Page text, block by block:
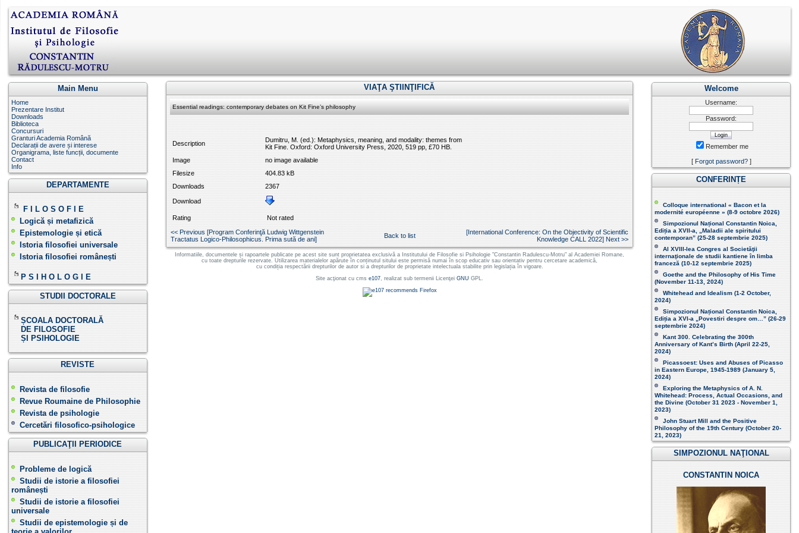
Main Menu
Home
Prezentare Institut
Downloads
Biblioteca
Concursuri
Granturi Academia Română
Declarații de avere și interese
Organigrama, liste funcții, documente
Contact
Info
DEPARTAMENTE
F I L O S O F I E
Logică și metafizică
Epistemologie și etică
Istoria filosofiei universale
Istoria filosofiei românești
P S I H O L O G I E
STUDII DOCTORALE
ȘCOALA DOCTORALĂ
DE FILOSOFIE
ȘI PSIHOLOGIE
REVISTE
Revista de filosofie
Revue Roumaine de Philosophie
Revista de psihologie
Cercetări filosofico-psihologice
PUBLICAŢII PERIODICE
Probleme de logică
Studii de istorie a filosofiei
românești
Studii de istorie a filosofiei
universale
Studii de epistemologie și de
Welcome
Username:
Password:
Remember me
[ Forgot password?]
CONFERINȚE
Colloque international « Bacon et la
modernité européenne » (8-9 octobre 2026 )
Simpozionul Național Constantin Noica,
Ediția a XVII-a, „Maladii ale spiritului
contemporan ” (25-28 septembrie 2025 )
Al XVIII-lea Congres al Societăţii
internaţionale de studii kantiene în limba
franceză (10-12 septembrie 2025)
Goethe and the Philosophy of His Time
(November 11-13, 2024 )
Whitehead and Idealism (1-2 October,
2024)
Simpozionul Național Constantin Noica,
Ediția a XVI-a „Povestiri despre om…” (26-29
septembrie 2024)
Kant 300. Celebrating the 300th
Anniversary of Kant’s Birth (April 22-25,
2024)
Picassoest: Uses and Abuses of Picasso
in Eastern Europe, 1945-1989 (January 5,
2024)
Exploring the Metaphysics of A. N.
Whitehead: Process, Actual Occasions, and
the Divine (October 31 2023 - November 1,
2023)
John Stuart Mill and the Positive
Philosophy of the 19th Century (October 20-
21, 2023 )
SIMPOZIONUL NAŢIONAL
CONSTANTIN NOICA
VIAŢA ŞTIINŢIFICĂ
Essential readings: contemporary debates on Kit Fine’s philosophy
Description
Dumitru, M. (ed.): Metaphysics, meaning, and modality: themes from
Kit Fine. Oxford: Oxford University Press, 2020, 519 pp, £70 HB.
Image
no image available
Filesize
404.83 kB
Downloads
2367
Download
Rating
Not rated
<< Previous [Program Conferinţă Ludwig Wittgenstein
Tractatus Logico-Philosophicus. Prima sută de ani]
Back to list
[International Conference: On the Objectivity of Scientific
Knowledge CALL 2022] Next >>
Informatiile, documentele și rapoartele publicate pe acest site sunt proprietatea exclusivă a Institutului de Filosofie si Psihologie "Constantin Radulescu-Motru" al Academiei Romane,
cu toate drepturile rezervate. Utilizarea materialelor apărute în conținutul sitului este permisă numai în scop educativ sau orientativ pentru cercetare academică,
cu condiția respectării drepturilor de autor si a drepturilor de proprietate intelectuala stabilite prin legislația în vigoare.
Site acţionat cu cms e107, realizat sub termenii Licenţei GNU GPL.